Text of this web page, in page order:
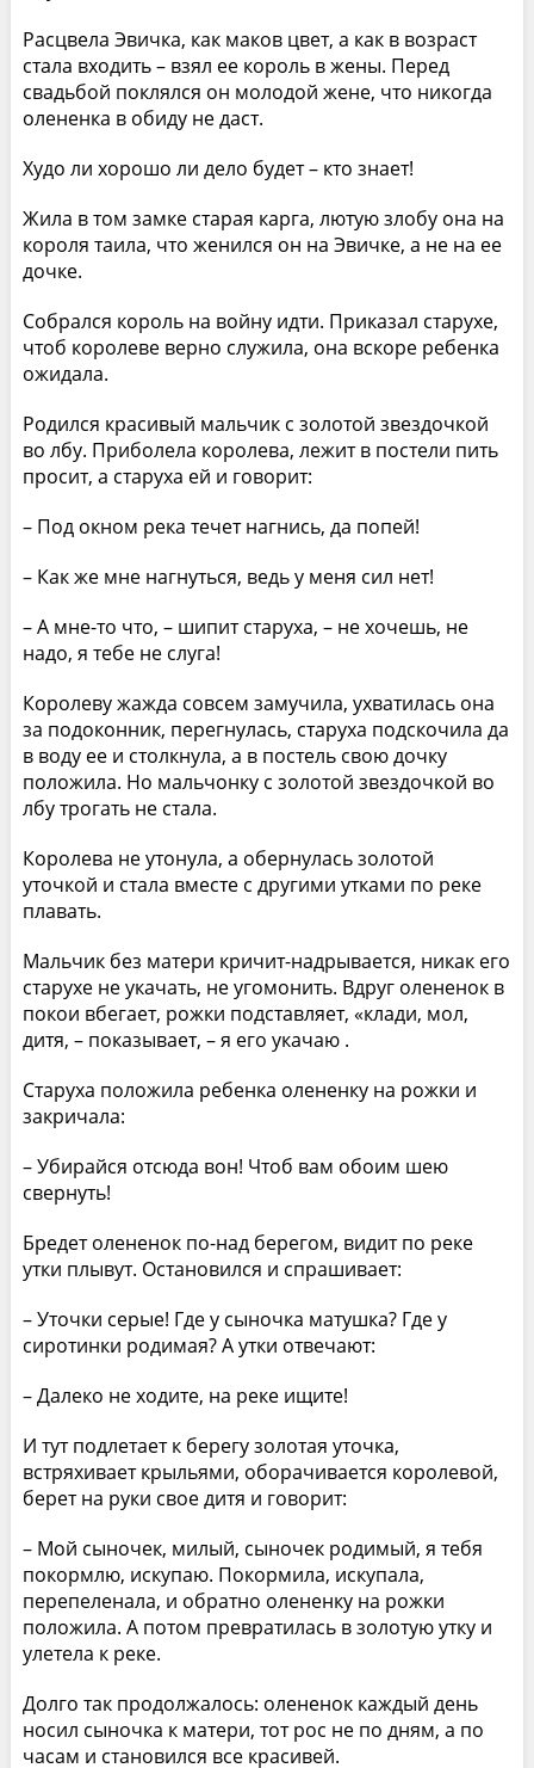
Расцвела Эвичка, как маков цвет, а как в возраст
стала входить – взял ее король в жены. Перед
свадьбой поклялся он молодой жене, что никогда
олененка в обиду не даст.
Худо ли хорошо ли дело будет – кто знает!
Жила в том замке старая карга, лютую злобу она на
короля таила, что женился он на Эвичке, а не на ее
дочке.
Собрался король на войну идти. Приказал старухе,
чтоб королеве верно служила, она вскоре ребенка
ожидала.
Родился красивый мальчик с золотой звездочкой
во лбу. Приболела королева, лежит в постели пить
просит, а старуха ей и говорит:
– Под окном река течет нагнись, да попей!
– Как же мне нагнуться, ведь у меня сил нет!
– А мне-то что, – шипит старуха, – не хочешь, не
надо, я тебе не слуга!
Королеву жажда совсем замучила, ухватилась она
за подоконник, перегнулась, старуха подскочила да
в воду ее и столкнула, а в постель свою дочку
положила. Но мальчонку с золотой звездочкой во
лбу трогать не стала.
Королева не утонула, а обернулась золотой
уточкой и стала вместе с другими утками по реке
плавать.
Мальчик без матери кричит-надрывается, никак его
старухе не укачать, не угомонить. Вдруг олененок в
покои вбегает, рожки подставляет, «клади, мол,
дитя, – показывает, – я его укачаю .
Старуха положила ребенка олененку на рожки и
закричала:
– Убирайся отсюда вон! Чтоб вам обоим шею
свернуть!
Бредет олененок по-над берегом, видит по реке
утки плывут. Остановился и спрашивает:
– Уточки серые! Где у сыночка матушка? Где у
сиротинки родимая? А утки отвечают:
– Далеко не ходите, на реке ищите!
И тут подлетает к берегу золотая уточка,
встряхивает крыльями, оборачивается королевой,
берет на руки свое дитя и говорит:
– Мой сыночек, милый, сыночек родимый, я тебя
покормлю, искупаю. Покормила, искупала,
перепеленала, и обратно олененку на рожки
положила. А потом превратилась в золотую утку и
улетела к реке.
Долго так продолжалось: олененок каждый день
носил сыночка к матери, тот рос не по дням, а по
часам и становился все красивей.